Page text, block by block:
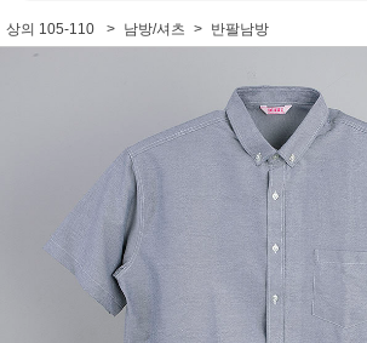
상의 105-110 남방/셔츠 반팔남방